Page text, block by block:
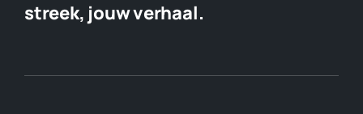
streek, jouw verhaal.